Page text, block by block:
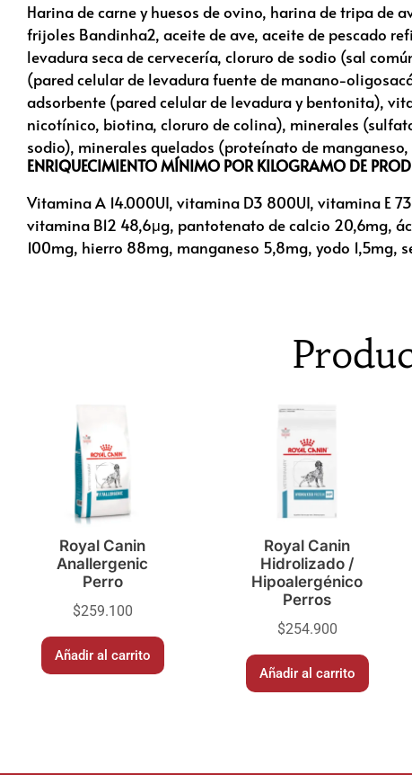
Harina de carne y huesos de ovino, harina de tripa de
frijoles Bandinha2, aceite de ave, aceite de pescado
levadura seca de cervecería, cloruro de sodio (sal
(pared celular de levadura fuente de manano-
adsorbente (pared celular de levadura y bentonita),
nicotínico, biotina, cloruro de colina), minerales
sodio), minerales quelados (proteínato de
ENRIQUECIMIENTO MÍNIMO POR KILOGRAMO DE
Vitamina A 14.000UI, vitamina D3 800UI, vitamina E
vitamina B12 48,6μg, pantotenato de calcio 20,6mg,
100mg, hierro 88mg, manganeso 5,8mg, yodo 1,5mg,
Royal Canin
Anallergenic
Perro
$259.100
Añadir al carrito
Royal Canin
Hidrolizado /
Hipoalergénico
Perros
$254.900
Añadir al carrito